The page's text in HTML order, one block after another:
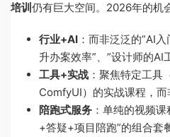
培训 仍有巨大空间。2026年的机
行业+AI ：而非泛泛的”AI
升办案效率”、”设计师的AI
工具+实战 ：聚焦特定工具
ComfyUI）的实战课程，
陪跑式服务 ：单纯的视频
+答疑+项目陪跑”的组合套